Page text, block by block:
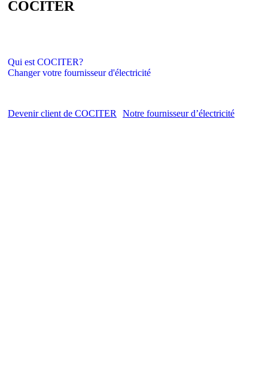
COCITER
Qui est COCITER?
Changer votre fournisseur d'électricité
Devenir client de COCITER Notre fournisseur d’électricité